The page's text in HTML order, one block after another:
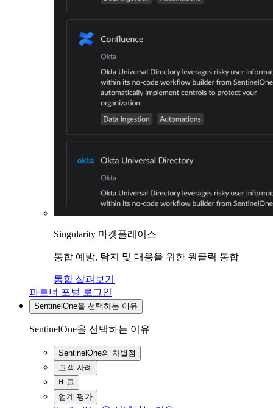
Singularity 마켓플레이스
통합 예방, 탐지 및 대응을 위한 원클릭 통합
통합 살펴보기
파트너 포털 로그인
SentinelOne을 선택하는 이유
SentinelOne을 선택하는 이유
SentinelOne의 차별점
고객 사례
비교
업계 평가